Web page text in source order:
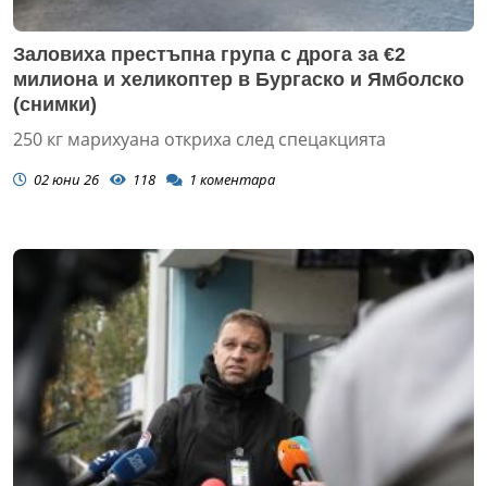
Заловиха престъпна група с дрога за €2
милиона и хеликоптер в Бургаско и Ямболско
(снимки)
250 кг марихуана откриха след спецакцията
02 юни 26 118 1 коментара